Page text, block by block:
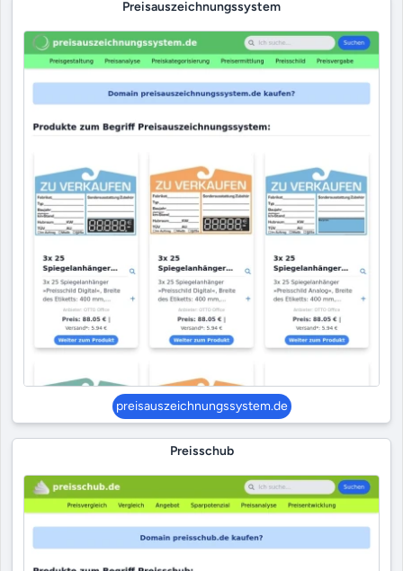
Preisauszeichnungssystem
preisauszeichnungssystem.de
Preisschub